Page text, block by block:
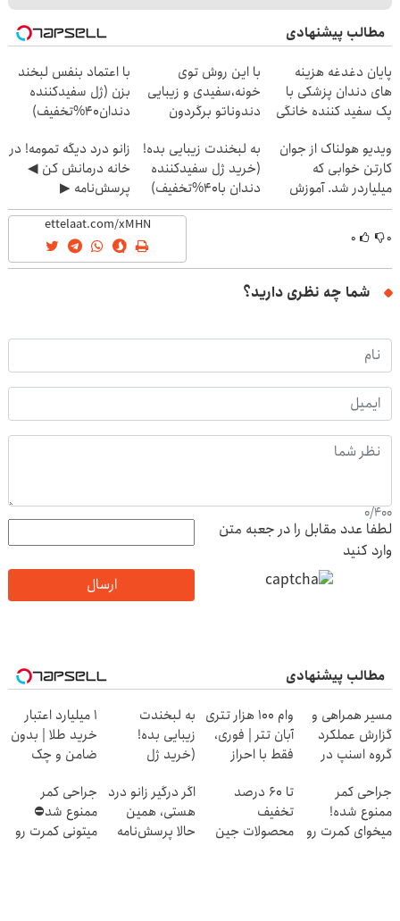
مطالب پیشنهادی
پایان دغدغه هزینه
های دندان پزشکی با
پک سفید کننده خانگی
با این روش توی
خونه،سفیدی و زیبایی
دندوناتو برگردون
با اعتماد بنفس لبخند
بزن (ژل سفیدکننده
دندان40%تخفیف)
ویدیو هولناک از جوان
کارتن خوابی که
میلیاردر شد. آموزش
رایگان
به لبخندت زیبایی بده!
(خرید ژل سفیدکننده
دندان با40%تخفیف)
زانو درد دیگه تمومه! در
خانه درمانش کن ◀
پرسش‌نامه ▶
۰ ۰
شما چه نظری دارید؟
0/400
لطفا عدد مقابل را در جعبه متن
وارد کنید
ارسال
مطالب پیشنهادی
مسیر همراهی و
گزارش عملکرد
گروه اسنپ در
وام 100 هزار تتری
آبان تتر | فوری،
فقط با احراز
به لبخندت
زیبایی بده!
(خرید ژل
دندان
با40%تخفیف)
۱ میلیارد اعتبار
خرید طلا | بدون
ضامن و چک
جراحی کمر
ممنوع شده!
میخوای کمرت رو
تا 60 درصد
تخفیف
محصولات جین
اگر درگیر زانو درد
هستی، همین
حالا پرسش‌نامه
جراحی کمر
ممنوع شد⛔
میتونی کمرت رو